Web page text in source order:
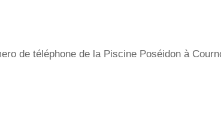
de téléphone de la Piscine Poséidon à